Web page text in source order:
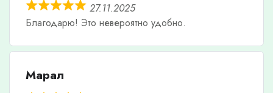
27.11.2025
Благодарю! Это невероятно удобно.
Марал